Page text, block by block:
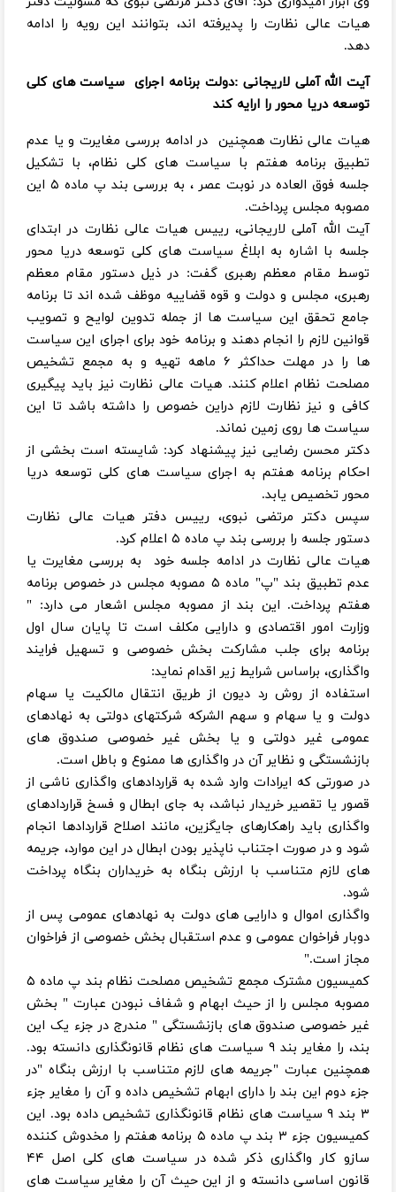
هیات عالی نظارت را پدیرفته اند، بتوانند این رویه را ادامه
دهد.
آیت الله آملی لاریجانی :دولت برنامه اجرای سیاست های کلی
توسعه دریا محور را ارایه کند
هیات عالی نظارت همچنین در ادامه بررسی مغایرت و یا عدم
تطبیق برنامه هفتم با سیاست های کلی نظام، با تشکیل
جلسه فوق العاده در نوبت عصر ، به بررسی بند پ ماده ۵ این
مصوبه مجلس پرداخت.
آیت الله آملی لاریجانی، رییس هیات عالی نظارت در ابتدای
جلسه با اشاره به ابلاغ سیاست های کلی توسعه دریا محور
توسط مقام معظم رهبری گفت: در ذیل دستور مقام معظم
رهبری، مجلس و دولت و قوه قضاییه موظف شده اند تا برنامه
جامع تحقق این سیاست ها از جمله تدوین لوایح و تصویب
قوانین لازم را انجام دهند و برنامه خود برای اجرای این سیاست
ها را در مهلت حداکثر ۶ ماهه تهیه و به مجمع تشخیص
مصلحت نظام اعلام کنند. هیات عالی نظارت نیز باید پیگیری
کافی و نیز نظارت لازم دراین خصوص را داشته باشد تا این
سیاست ها روی زمین نماند.
دکتر محسن رضایی نیز پیشنهاد کرد: شایسته است بخشی از
احکام برنامه هفتم به اجرای سیاست های کلی توسعه دریا
محور تخصیص یابد.
سپس دکتر مرتضی نبوی، رییس دفتر هیات عالی نظارت
دستور جلسه را بررسی بند پ ماده ۵ اعلام کرد.
هیات عالی نظارت در ادامه جلسه خود به بررسی مغایرت یا
عدم تطبیق بند "پ" ماده ۵ مصوبه مجلس در خصوص برنامه
هفتم پرداخت. این بند از مصوبه مجلس اشعار می دارد: "
وزارت امور اقتصادی و دارایی مکلف است تا پایان سال اول
برنامه برای جلب مشارکت بخش خصوصی و تسهیل فرایند
واگذاری، براساس شرایط زیر اقدام نماید:
استفاده از روش رد دیون از طریق انتقال مالکیت یا سهام
دولت و یا سهام و سهم الشركه شرکتهای دولتی به نهادهای
عمومی غیر دولتی و یا بخش غیر خصوصی صندوق های
بازنشستگی و نظایر آن در واگذاری ها ممنوع و باطل است.
در صورتی که ایرادات وارد شده به قراردادهای واگذاری ناشی از
قصور یا تقصیر خریدار نباشد، به جای ابطال و فسخ قراردادهای
واگذاری باید راهکارهای جایگزین، مانند اصلاح قراردادها انجام
شود و در صورت اجتناب ناپذیر بودن ابطال در این موارد، جریمه
های لازم متناسب با ارزش بنگاه به خریداران بنگاه پرداخت
شود.
واگذاری اموال و دارایی های دولت به نهادهای عمومی پس از
دوبار فراخوان عمومی و عدم استقبال بخش خصوصی از فراخوان
مجاز است."
کمیسیون مشترک مجمع تشخیص مصلحت نظام بند پ ماده ۵
مصوبه مجلس را از حیث ابهام و شفاف نبودن عبارت " بخش
غیر خصوصی صندوق های بازنشستگی " مندرج در جزء یک این
بند، را مغایر بند ۹ سیاست های نظام قانونگذاری دانسته بود.
همچنین عبارت "جریمه های لازم متناسب با ارزش بنگاه "در
جزء دوم این بند را دارای ابهام تشخیص داده و آن را مغایر جزء
۳ بند ۹ سیاست های نظام قانونگذاری تشخیص داده بود. این
کمیسیون جزء ۳ بند پ ماده ۵ برنامه هفتم را مخدوش کننده
سازو کار واگذاری ذکر شده در سیاست های کلی اصل ۴۴
قانون اساسی دانسته و از این حیث آن را مغایر سیاست های